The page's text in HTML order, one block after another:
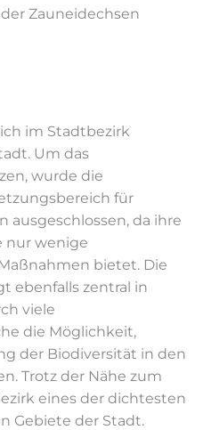
Zauneidechsen
im Stadtbezirk
Um das
wurde die
für
ausgeschlossen, da ihre
nur wenige
bietet. Die
ebenfalls zentral in
viele
die Möglichkeit,
der Biodiversität in den
Trotz der Nähe zum
eines der dichtesten
Gebiete der Stadt.